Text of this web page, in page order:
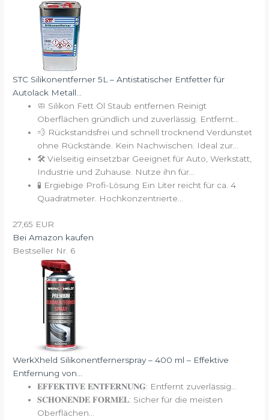
STC Silikonentferner 5L – Antistatischer Entfetter für
Autolack Metall...
🧼 Silikon Fett Öl Staub entfernen Reinigt
Oberflächen gründlich und zuverlässig. Entfernt...
💨 Rückstandsfrei und schnell trocknend Verdunstet
ohne Rückstände. Kein Nachwischen. Ideal zur...
🛠 Vielseitig einsetzbar Geeignet für Auto, Werkstatt,
Industrie und Zuhause. Nutze ihn für...
🧪 Ergiebige Profi-Lösung Ein Liter reicht für ca. 4
Quadratmeter. Hochkonzentrierte...
27,65 EUR
Bei Amazon kaufen
Bestseller Nr. 6
WerkXheld Silikonentfernerspray – 400 ml – Effektive
Entfernung von...
𝐄𝐅𝐅𝐄𝐊𝐓𝐈𝐕𝐄 𝐄𝐍𝐓𝐅𝐄𝐑𝐍𝐔𝐍𝐆: Entfernt zuverlässig...
𝐒𝐂𝐇𝐎𝐍𝐄𝐍𝐃𝐄 𝐅𝐎𝐑𝐌𝐄𝐋: Sicher für die meisten
Oberflächen...